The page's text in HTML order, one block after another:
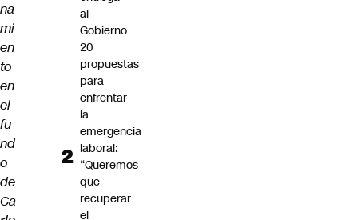
na
mi
en
to
en
el
fu
nd
o
de
Ca
al
Gobierno
20
propuestas
para
enfrentar
la
emergencia
laboral:
“Queremos
que
recuperar
el